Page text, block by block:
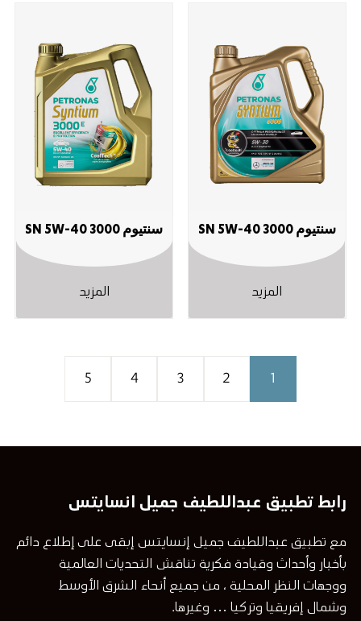
سنتيوم 3000 SN ‎5W-40
المزيد
سنتيوم 3000 SN ‎5W-40
المزيد
1
2
3
4
5
رابط تطبيق عبداللطيف جميل انسايتس
مع تطبيق عبداللطيف جميل إنسايتس إبقى على إطلاع دائم
بأخبار وأحداث وقيادة فكرية تناقش التحديات العالمية
ووجهات النظر المحلية ، من جميع أنحاء الشرق الأوسط
وشمال إفريقيا وتركيا … وغيرها.